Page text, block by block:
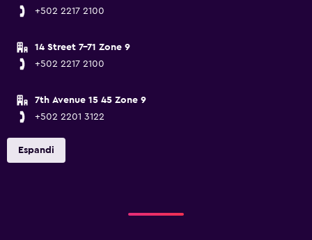
+502 2217 2100
14 Street 7-71 Zone 9
+502 2217 2100
7th Avenue 15 45 Zone 9
+502 2201 3122
Espandi